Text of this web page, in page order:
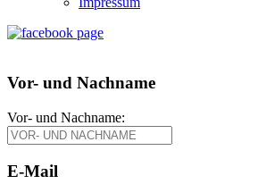
Vor- und Nachname
Vor- und Nachname:
E-Mail